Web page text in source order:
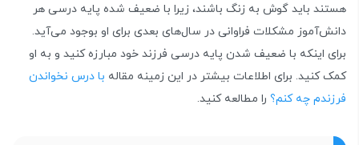
هستند باید گوش به زنگ باشند، زیرا با ضعیف شده پایه درسی هر
دانش‌آموز مشکلات فراوانی در سال‌های بعدی برای او بوجود می‌آید.
برای اینکه با ضعیف شدن پایه درسی فرزند خود مبارزه کنید و به او
کمک کنید. برای اطلاعات بیشتر در این زمینه مقاله با درس نخواندن
فرزندم چه کنم؟ را مطالعه کنید.